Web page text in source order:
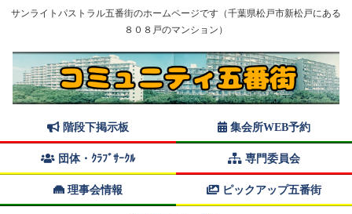
サンライトパストラル五番街のホームページです（千葉県松戸市新松戸にある
８０８戸のマンション）
階段下掲示板 集会所WEB予約
団体・ｸﾗﾌﾞｻｰｸﾙ 専門委員会
理事会情報 ピックアップ五番街